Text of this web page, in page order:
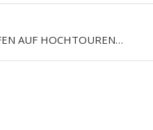
AUF HOCHTOUREN…